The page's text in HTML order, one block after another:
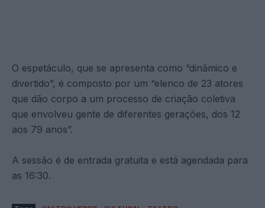
O espetáculo, que se apresenta como “dinâmico e
divertido”, é composto por um “elenco de 23 atores
que dão corpo a um processo de criação coletiva
que envolveu gente de diferentes gerações, dos 12
aos 79 anos”.
A sessão é de entrada gratuita e está agendada para
as 16:30.